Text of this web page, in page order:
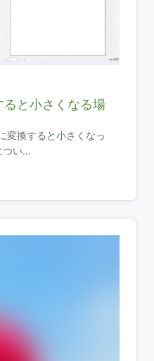
と小さくなる場
変換すると小さくなっ
つい…